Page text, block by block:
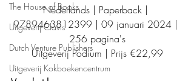
The House of Books
Uitgeverij Clavis
Dutch Venture Publishers
Uitgeverij Kokboekencentrum
Nederlands | Paperback |
9789463812399 | 09 januari 2024 |
256 pagina's
Uitgeverij Podium | Prijs €22,99